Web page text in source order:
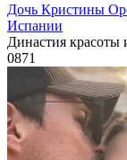
Дочь Кристины
Испании
Династия красоты
0871